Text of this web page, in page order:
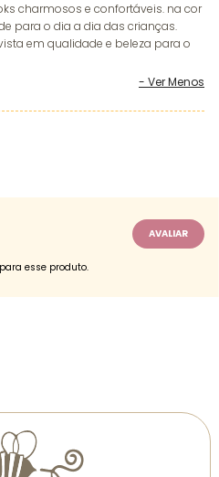
charmosos e confortáveis. na cor
para o dia a dia das crianças.
em qualidade e beleza para o
esse produto.